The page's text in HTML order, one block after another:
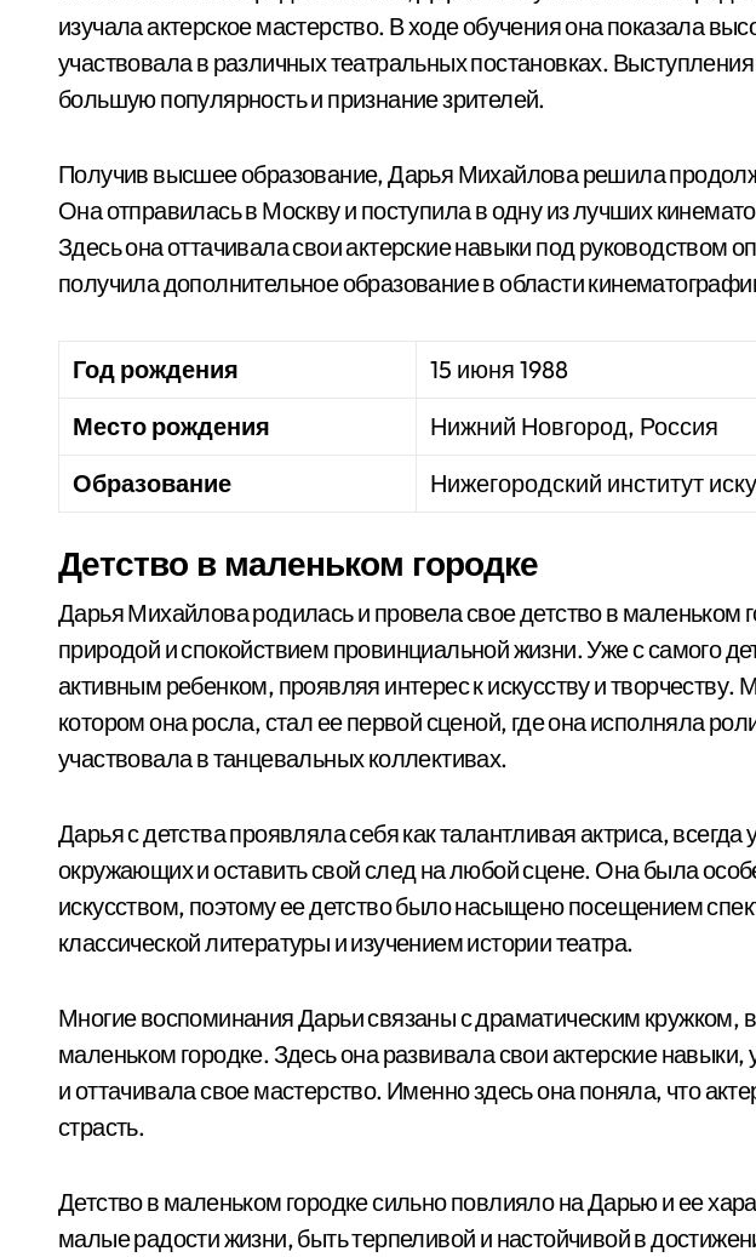
изучала актерское мастерство. В ходе обучения она показала
участвовала в различных театральных постановках.
большую популярность и признание зрителей.
Получив высшее образование, Дарья Михайлова решила
Она отправилась в Москву и поступила в одну из лучших
Здесь она оттачивала свои актерские навыки под руководством
получила дополнительное образование в области
Год рождения
15 июня 1988
Место рождения
Нижний Новгород, Россия
Образование
Нижегородский институт
Детство в маленьком городке
Дарья Михайлова родилась и провела свое детство в маленьком
природой и спокойствием провинциальной жизни. Уже с самого
активным ребенком, проявляя интерес к искусству и творчеству.
котором она росла, стал ее первой сценой, где она исполняла
участвовала в танцевальных коллективах.
Дарья с детства проявляла себя как талантливая актриса,
окружающих и оставить свой след на любой сцене. Она была
искусством, поэтому ее детство было насыщено посещением
классической литературы и изучением истории театра.
Многие воспоминания Дарьи связаны с драматическим кружком,
маленьком городке. Здесь она развивала свои актерские навыки,
и оттачивала свое мастерство. Именно здесь она поняла, что
страсть.
Детство в маленьком городке сильно повлияло на Дарью и ее
малые радости жизни, быть терпеливой и настойчивой в